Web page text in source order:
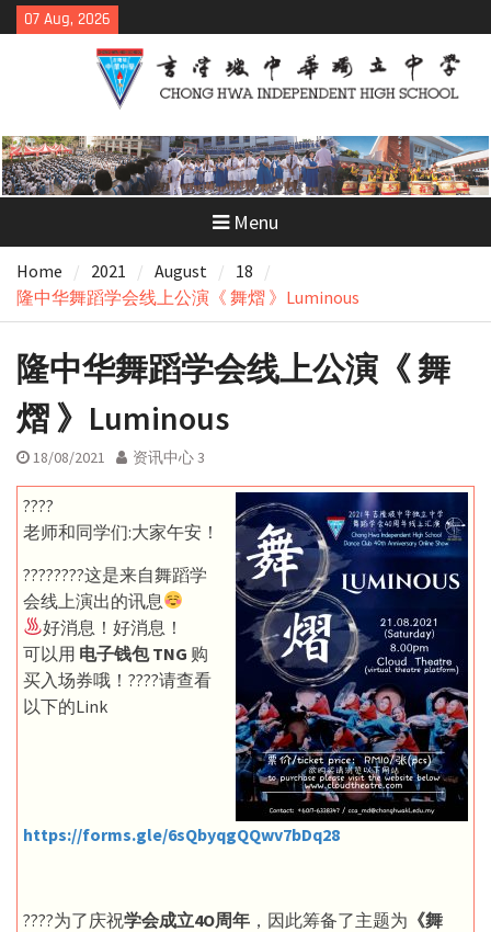
Skip
to
07 Aug, 2026
Menu
Home 2021 August
18
隆中华舞蹈学会线上公演《 舞熠 》Luminous
隆中华舞蹈学会线上公演《 舞
熠 》Luminous
18/08/2021 资讯中心 3
????
老师和同学们:大家午安！
????????这是来自舞蹈学
会线上演出的讯息
好消息！好消息！
可以用 电子钱包 TNG 购
买入场券哦！????请查看
以下的Link
https://forms.gle/6sQbyqgQQwv7bDq28
????为了庆祝学会成立4O周年 ，因此筹备了主题为 《舞